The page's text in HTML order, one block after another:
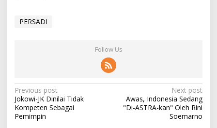
PERSADI
Follow Us
P
o
s
Previous post
Jokowi-JK Dinilai Tidak
Kompeten Sebagai
Pemimpin
Next post
Awas, Indonesia Sedang
"Di-ASTRA-kan" Oleh Rini
Soemarno